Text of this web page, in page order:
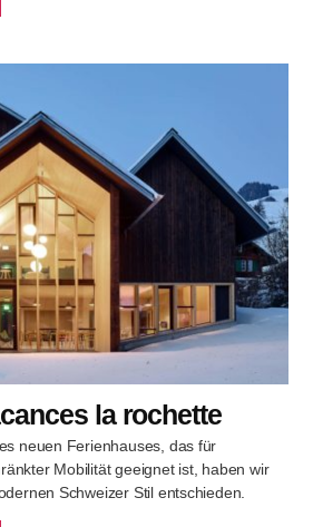
la rochette
neuen Ferienhauses, das für
Mobilität geeignet ist, haben wir
Schweizer Stil entschieden.